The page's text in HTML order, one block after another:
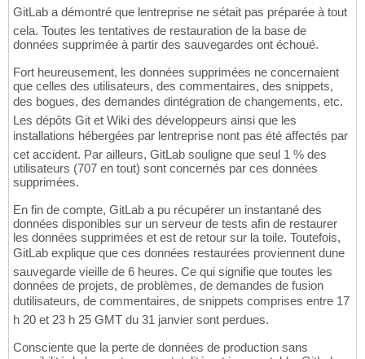
GitLab a démontré que lentreprise ne sétait pas préparée à tout
cela. Toutes les tentatives de restauration de la base de
données supprimée à partir des sauvegardes ont échoué.
Fort heureusement, les données supprimées ne concernaient
que celles des utilisateurs, des commentaires, des snippets,
des bogues, des demandes dintégration de changements, etc.
Les dépôts Git et Wiki des développeurs ainsi que les
installations hébergées par lentreprise nont pas été affectés par
cet accident. Par ailleurs, GitLab souligne que seul 1 % des
utilisateurs (707 en tout) sont concernés par ces données
supprimées.
En fin de compte, GitLab a pu récupérer un instantané des
données disponibles sur un serveur de tests afin de restaurer
les données supprimées et est de retour sur la toile. Toutefois,
GitLab explique que ces données restaurées proviennent dune
sauvegarde vieille de 6 heures. Ce qui signifie que toutes les
données de projets, de problèmes, de demandes de fusion
dutilisateurs, de commentaires, de snippets comprises entre 17
h 20 et 23 h 25 GMT du 31 janvier sont perdues.
Consciente que la perte de données de production sans